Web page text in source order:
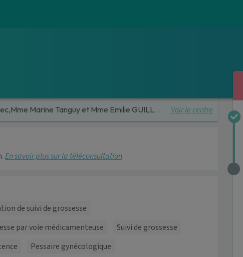
Marine Tanguy et Mme Emilie GUILLOUX Voir le centre
En savoir plus sur la téléconsultation
de suivi de grossesse
par voie médicamenteuse
Suivi de grossesse
Pessaire gynécologique